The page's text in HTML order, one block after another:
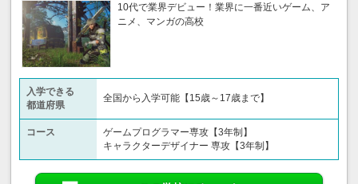
10代で業界デビュー！業界に一番近いゲーム、ア
ニメ、マンガの高校
入学できる
都道府県
全国から入学可能【15歳～17歳まで】
コース
ゲームプログラマー専攻【3年制】
キャラクターデザイナー 専攻【3年制】